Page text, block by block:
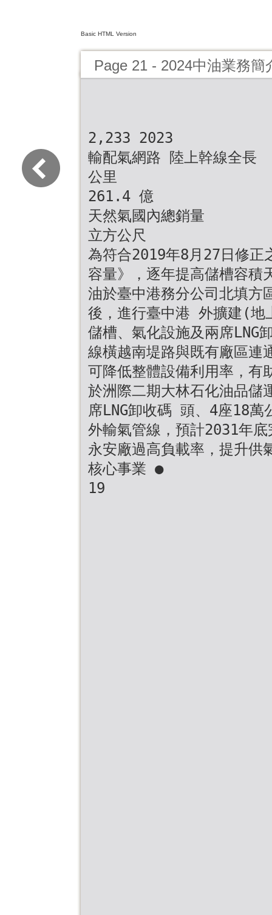
Basic HTML Version
Page 21 - 2024中油業務簡
2,233 2023
輸配氣網路 陸上幹線全長
公里
261.4 億
天然氣國內總銷量
立方公尺
為符合2019年8月27日修正
容量》，逐年提高儲槽容
油於臺中港務分公司北填
後，進行臺中港 外擴建(地
儲槽、氣化設施及兩席
線橫越南堤路與既有廠區連
可降低整體設備利用率，有
於洲際二期大林石化油品儲
席LNG卸收碼 頭、4座18萬
外輸氣管線，預計2031年
永安廠過高負載率，提升供
核心事業 ●
19